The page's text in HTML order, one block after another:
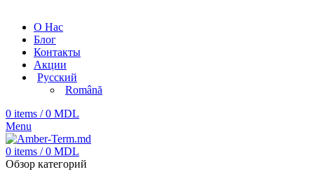
О Нас
Блог
Контакты
Акции
Русский
Română
0 items / 0 MDL
Menu
0 items / 0 MDL
Обзор категорий